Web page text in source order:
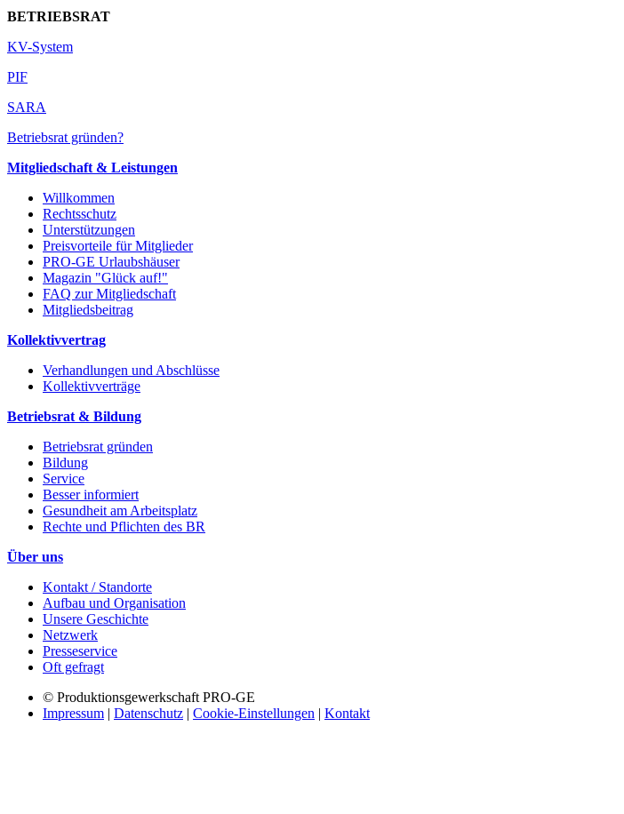
BETRIEBSRAT
KV-System
PIF
SARA
Betriebsrat gründen?
Mitgliedschaft & Leistungen
Willkommen
Rechtsschutz
Unterstützungen
Preisvorteile für Mitglieder
PRO-GE Urlaubshäuser
Magazin "Glück auf!"
FAQ zur Mitgliedschaft
Mitgliedsbeitrag
Kollektivvertrag
Verhandlungen und Abschlüsse
Kollektivverträge
Betriebsrat & Bildung
Betriebsrat gründen
Bildung
Service
Besser informiert
Gesundheit am Arbeitsplatz
Rechte und Pflichten des BR
Über uns
Kontakt / Standorte
Aufbau und Organisation
Unsere Geschichte
Netzwerk
Presseservice
Oft gefragt
© Produktionsgewerkschaft PRO-GE
Impressum | Datenschutz | Cookie-Einstellungen | Kontakt